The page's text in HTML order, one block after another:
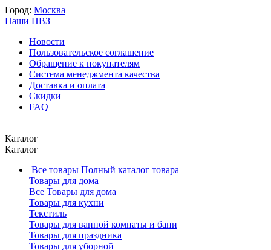
Город: Москва
Наши ПВЗ
Новости
Пользовательское соглашение
Обращение к покупателям
Система менеджмента качества
Доставка и оплата
Скидки
FAQ
Каталог
Каталог
Все товары Полный каталог товара
Товары для дома
Все Товары для дома
Товары для кухни
Текстиль
Товары для ванной комнаты и бани
Товары для праздника
Товары для уборной